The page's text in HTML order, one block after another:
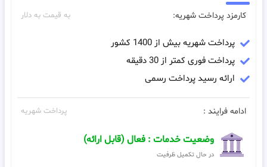
کارمزد پرداخت شهریه: به قیمت به دلار
پرداخت شهریه بیش از 1400 کشور
پرداخت فوری کمتر از 30 دقیقه
ارائه رسید پرداخت رسمی
ادامه فرایند : پرداخت شهریه
وضعیت خدمات : فعال (قابل ارائه)
در حال تکمیل ظرفیت